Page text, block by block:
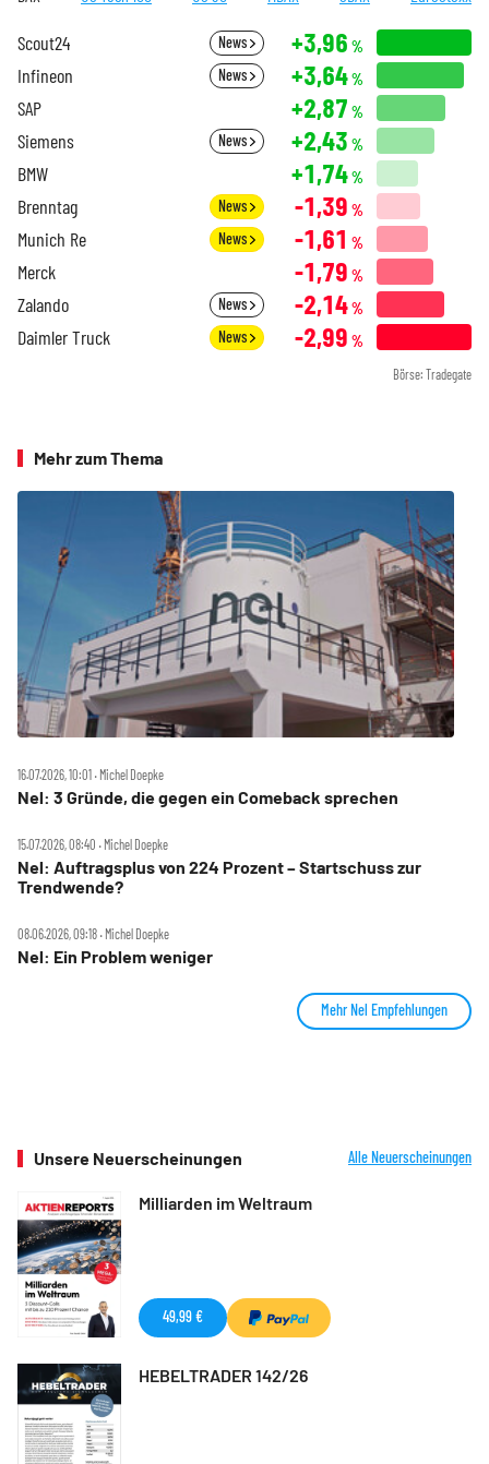
Scout24 News +3,96 %
Infineon News +3,64%
SAP +2,87 %
Siemens News +2,43 %
BMW +1,74%
Brenntag News -1,39 %
Munich Re News -1,61 %
Merck -1,79 %
Zalando News -2,14%
Daimler Truck News -2,99 %
Börse: Tradegate
Mehr zum Thema
16.07.2026, 10:01 ‧ Michel Doepke
Nel: 3 Gründe, die gegen ein Comeback sprechen
15.07.2026, 08:40 ‧ Michel Doepke
Nel: Auftragsplus von 224 Prozent – Startschuss zur
Trendwende?
08.06.2026, 09:18 ‧ Michel Doepke
Nel: Ein Problem weniger
Mehr Nel Empfehlungen
Unsere Neuerscheinungen Alle Neuerscheinungen
Milliarden im Weltraum
49,99 €
HEBELTRADER 142/26